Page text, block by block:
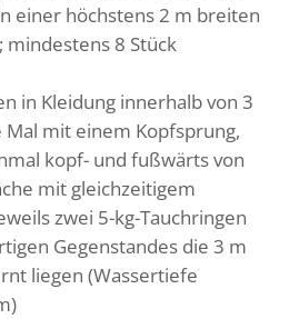
einer höchstens 2 m breiten
mindestens 8 Stück
in Kleidung innerhalb von 3
mit einem Kopfsprung,
kopf- und fußwärts von
mit gleichzeitigem
zwei 5-kg-Tauchringen
Gegenstandes die 3 m
liegen (Wassertiefe